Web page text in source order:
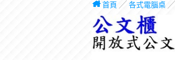
首頁 ╱ 各式電腦桌╱